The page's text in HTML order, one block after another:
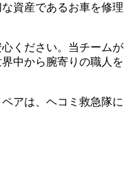
資産であるお車を修理
ください。当チームが
中から腕寄りの職人を
アは、ヘコミ救急隊に